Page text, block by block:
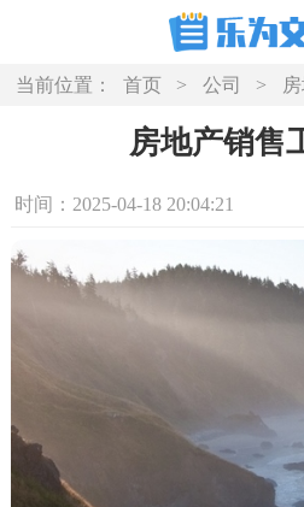
当前位置： 首页 > 公司 >
房地产销售
时间：2025-04-18 20:04:21